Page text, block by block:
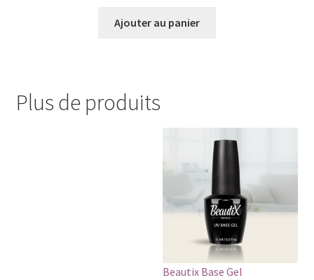
initial actuel
Ajouter au panier
Plus de produits
Beautix Base Gel